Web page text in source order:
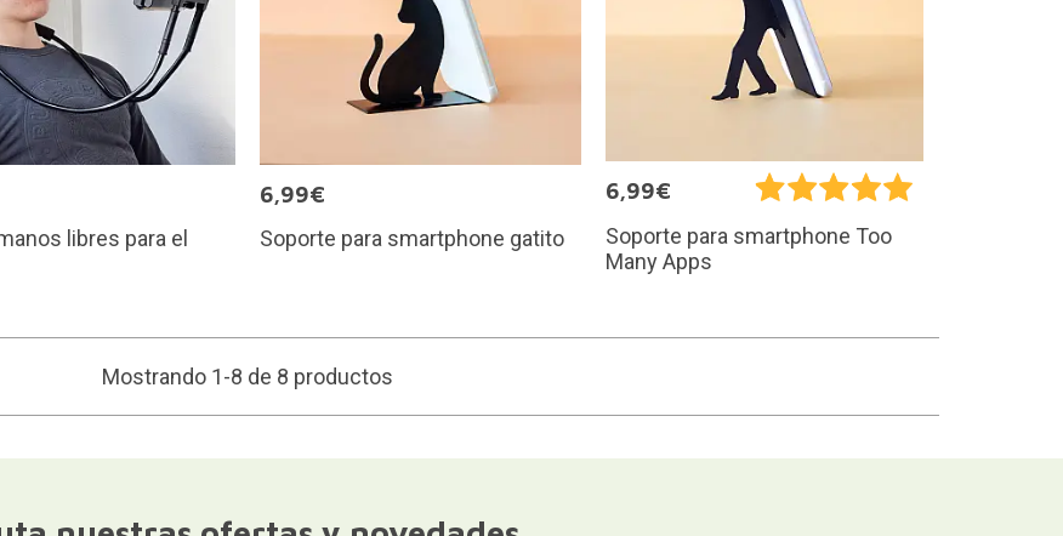
libres para el
6,99€
Soporte para smartphone gatito
6,99€
Soporte para smartphone Too
Many Apps
Mostrando 1-8 de 8 productos